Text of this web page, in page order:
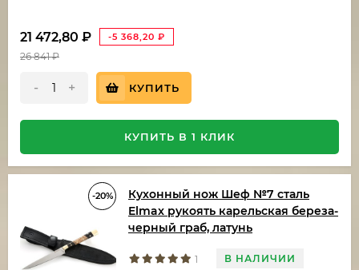
21 472,80 ₽ -5 368,20 ₽
26 841₽
- + КУПИТЬ
КУПИТЬ В 1 КЛИК
-20%
Кухонный нож Шеф №7 сталь
Elmax рукоять карельская береза-
черный граб, латунь
1 В НАЛИЧИИ